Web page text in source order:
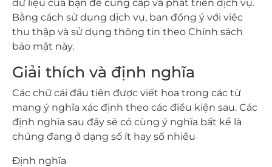
dữ liệu của bạn để cung cấp và phát triển dịch vụ.
Bằng cách sử dụng dịch vụ, bạn đồng ý với việc
thu thập và sử dụng thông tin theo Chính sách
bảo mật này.
Giải thích và định nghĩa
Các chữ cái đầu tiên được viết hoa trong các từ
mang ý nghĩa xác định theo các điều kiện sau. Các
định nghĩa sau đây sẽ có cùng ý nghĩa bất kể là
chúng đang ở dạng số ít hay số nhiều
Định nghĩa